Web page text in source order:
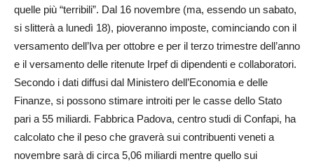
quelle più “terribili”. Dal 16 novembre (ma, essendo un sabato,
si slitterà a lunedì 18), pioveranno imposte, cominciando con il
versamento dell’Iva per ottobre e per il terzo trimestre dell’anno
e il versamento delle ritenute Irpef di dipendenti e collaboratori.
Secondo i dati diffusi dal Ministero dell’Economia e delle
Finanze, si possono stimare introiti per le casse dello Stato
pari a 55 miliardi. Fabbrica Padova, centro studi di Confapi, ha
calcolato che il peso che graverà sui contribuenti veneti a
novembre sarà di circa 5,06 miliardi mentre quello sui